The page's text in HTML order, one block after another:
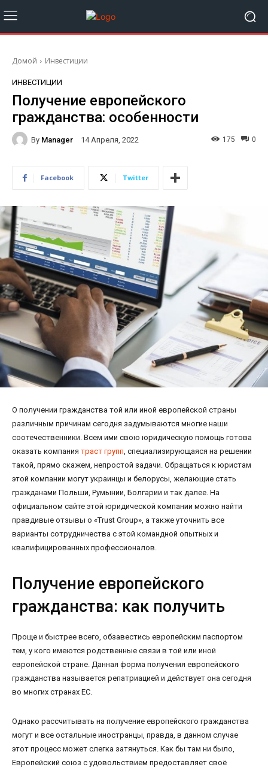
Домой Инвестиции
ИНВЕСТИЦИИ
Получение европейского
гражданства: особенности
By Manager 14 Апреля, 2022 0
175
Facebook Twitter
О получении гражданства той или иной европейской страны
различным причинам сегодня задумываются многие наши
соотечественники. Всем ими свою юридическую помощь готова
оказать компания траст групп , специализирующаяся на решении
такой, прямо скажем, непростой задачи. Обращаться к юристам
этой компании могут украинцы и белорусы, желающие стать
гражданами Польши, Румынии, Болгарии и так далее. На
официальном сайте этой юридической компании можно найти
правдивые отзывы о «Trust Group», а также уточнить все
варианты сотрудничества с этой командной опытных и
квалифицированных профессионалов.
Получение европейского
гражданства: как получить
Проще и быстрее всего, обзавестись европейским паспортом
тем, у кого имеются родственные связи в той или иной
европейской стране. Данная форма получения европейского
гражданства называется репатриацией и действует она сегодня
во многих странах ЕС.
Однако рассчитывать на получение европейского гражданства
могут и все остальные иностранцы, правда, в данном случае
этот процесс может слегка затянуться. Как бы там ни было,
Европейский союз с удовольствием предоставляет своё